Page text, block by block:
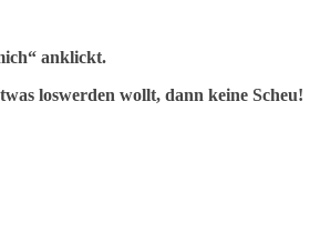
anklickt.
loswerden wollt, dann keine Scheu!